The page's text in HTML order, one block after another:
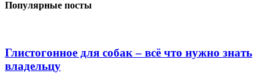
Популярные посты
Глистогонное для собак – всё что нужно знать
владельцу